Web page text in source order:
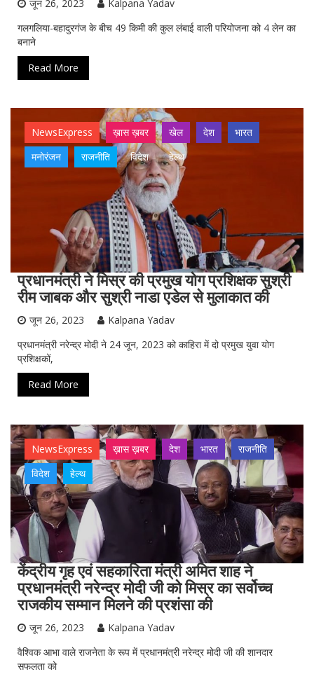
जून 26, 2023
Kalpana Yadav
गलगलिया-बहादुरगंज के बीच 49 किमी की कुल लंबाई वाली परियोजना को 4 लेन का
बनाने
Read More
NewsExpress ख़ास ख़बर खेल देश
भारत
मनोरंजन
राजनीति विदेश हेल्थ
प्रधानमंत्री ने मिस्र की प्रमुख योग प्रशिक्षक सुश्री
रीम जाबक और सुश्री नाडा एडेल से मुलाकात की
जून 26, 2023
Kalpana Yadav
प्रधानमंत्री नरेन्द्र मोदी ने 24 जून, 2023 को काहिरा में दो प्रमुख युवा योग
प्रशिक्षकों,
Read More
NewsExpress ख़ास ख़बर देश भारत
राजनीति
विदेश
हेल्थ
केंद्रीय गृह एवं सहकारिता मंत्री अमित शाह ने
प्रधानमंत्री नरेन्द्र मोदी जी को मिस्र का सर्वोच्च
राजकीय सम्मान मिलने की प्रशंसा की
जून 26, 2023
Kalpana Yadav
वैश्विक आभा वाले राजनेता के रूप में प्रधानमंत्री नरेन्द्र मोदी जी की शानदार
सफलता को